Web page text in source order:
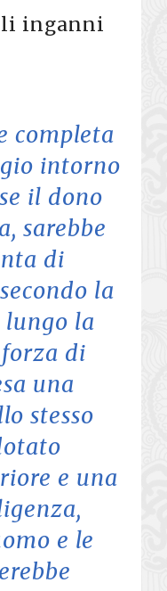
inganni
completa
intorno
il dono
sarebbe
di
la
lungo la
di
una
stesso
e una
e le